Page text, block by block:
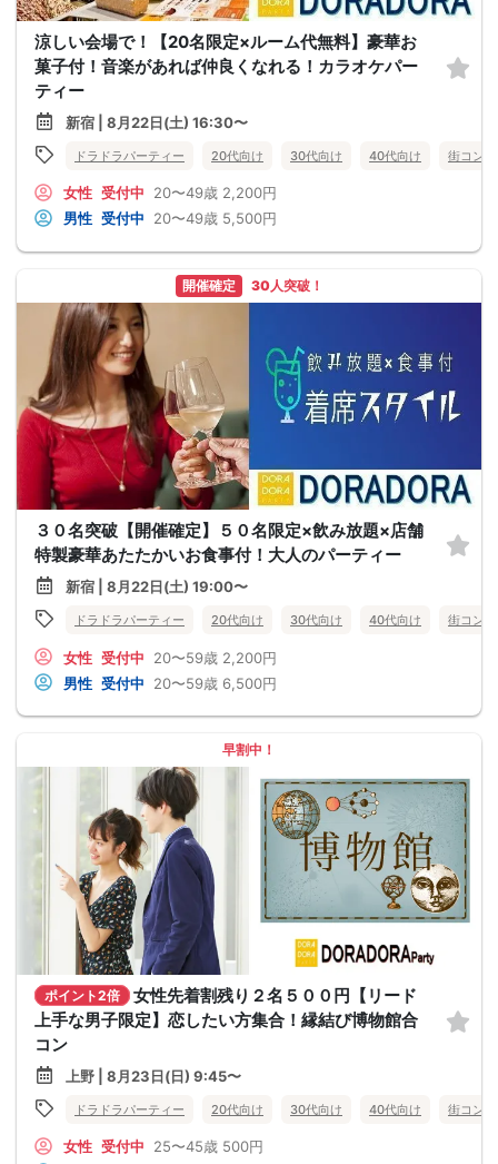
涼しい会場で！【20名限定×ルーム代無料】豪華お
菓子付！音楽があれば仲良くなれる！カラオケパー
ティー
新宿 | 8月22日(土) 16:30〜
ドラドラパーティー 20代向け 30代向け 40代向け 街コン
女性 受付中 20〜49歳 2,200円
男性 受付中 20〜49歳 5,500円
開催確定 30人突破！
３０名突破【開催確定】５０名限定×飲み放題×店舗
特製豪華あたたかいお食事付！大人のパーティー
新宿 | 8月22日(土) 19:00〜
ドラドラパーティー 20代向け 30代向け 40代向け 街コン
女性 受付中 20〜59歳 2,200円
男性 受付中 20〜59歳 6,500円
早割中！
ポイント2倍
女性先着割残り２名５００円【リード
上手な男子限定】恋したい方集合！縁結び博物館合
コン
上野 | 8月23日(日) 9:45〜
ドラドラパーティー 20代向け 30代向け 40代向け 街コン
女性 受付中 25〜45歳 500円